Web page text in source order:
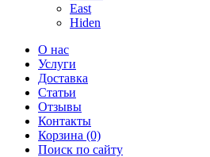
East
Hiden
О нас
Услуги
Доставка
Статьи
Отзывы
Контакты
Корзина (0)
Поиск по сайту